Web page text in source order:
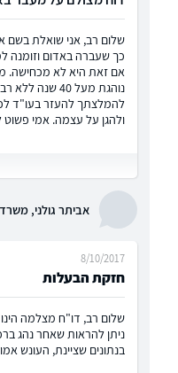
שלום רב, אני שואלת בשם
כך שעברה באדום וזומנה
אם זאת היא לא מכחישה.
נוהגת מעל 40
להמלצתך להעזר בעו"ד
ולהגן על עצמה. אמי
אביתר גולני, משרד
חזקת הבעלות
8/10/2017
שלום רב, דו"ח מצלמה
ניתן להראות שאחר נהג
בנתונים שציינת, העונש